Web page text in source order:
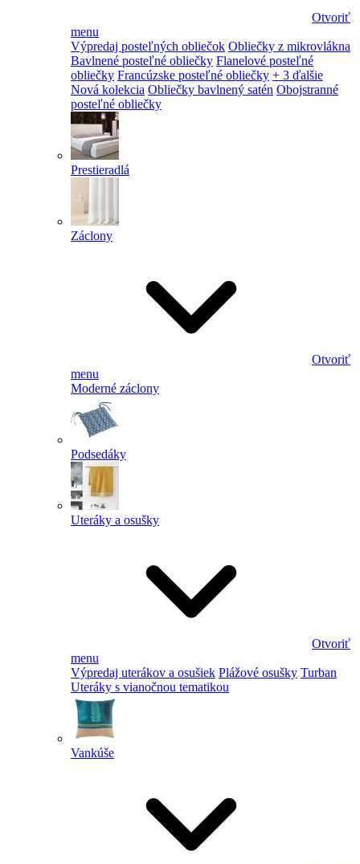
Otvoriť
menu
Výpredaj posteľných obliečok Obliečky z mikrovlákna
Bavlnené posteľné obliečky Flanelové posteľné
obliečky Francúzske posteľné obliečky + 3 ďalšie
Nová kolekcia Obliečky bavlnený satén Obojstranné
posteľné obliečky
Prestieradlá
Záclony
Otvoriť
menu
Moderné záclony
Podsedáky
Uteráky a osušky
Otvoriť
menu
Výpredaj uterákov a osušiek Plážové osušky Turban
Uteráky s vianočnou tematikou
Vankúše